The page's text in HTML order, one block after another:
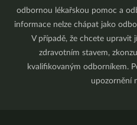
odbornou lékařskou pomoc a
informace nelze chápat jako
V případě, že chcete upravit
zdravotním stavem,
kvalifikovaným odborníkem.
upozornění